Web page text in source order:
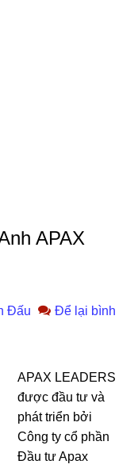
APAX
Đấu
Để lại bình
APAX LEADERS
được đầu tư và
phát triển bởi
Công ty cổ phần
Đầu tư Apax